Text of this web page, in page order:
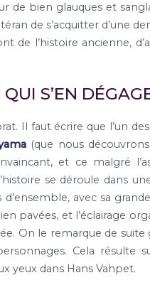
de bien glauques et
de s’acquitter d’une
de l’histoire ancienne,
S’EN
Il faut écrire que l’un
(que nous
et ce malgré
se déroule dans
avec sa
pavées, et l’éclairage
On le remarque de suite
Cela résulte
yeux dans Hans Vahpet.